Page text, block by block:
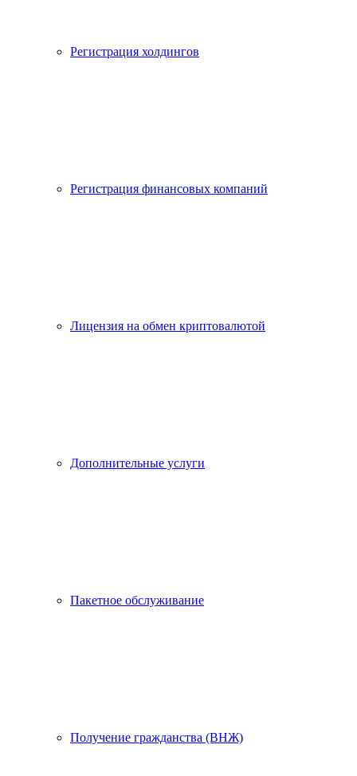
Регистрация холдингов
Регистрация финансовых компаний
Лицензия на обмен криптовалютой
Дополнительные услуги
Пакетное обслуживание
Получение гражданства (ВНЖ)